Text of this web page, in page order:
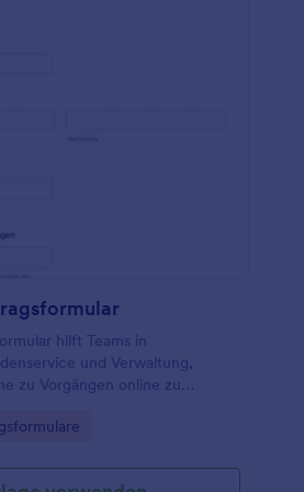
hilft Teams in
und Verwaltung,
zu Vorgängen online zu
Bearbeitung zu bündeln.